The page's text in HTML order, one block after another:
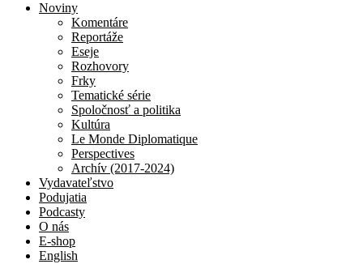
Noviny
Komentáre
Reportáže
Eseje
Rozhovory
Frky
Tematické série
Spoločnosť a politika
Kultúra
Le Monde Diplomatique
Perspectives
Archív (2017-2024)
Vydavateľstvo
Podujatia
Podcasty
O nás
E-shop
English